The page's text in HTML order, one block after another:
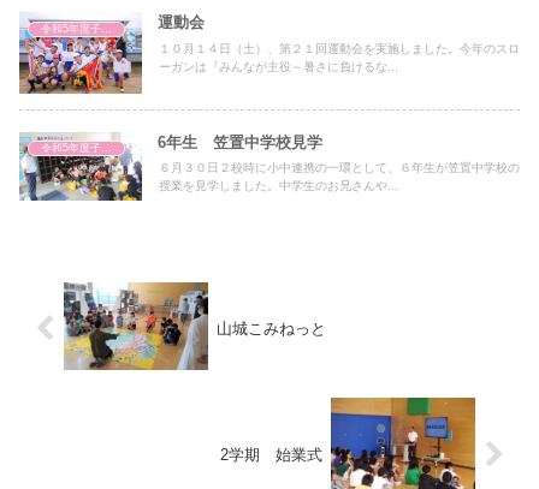
運動会
１０月１４日（土）、第２１回運動会を実施しました。今年のスロ
ーガンは『みんなが主役～暑さに負けるな...
6年生 笠置中学校見学
６月３０日２校時に小中連携の一環として、６年生が笠置中学校の
授業を見学しました。中学生のお兄さんや...
山城こみねっと
2学期 始業式